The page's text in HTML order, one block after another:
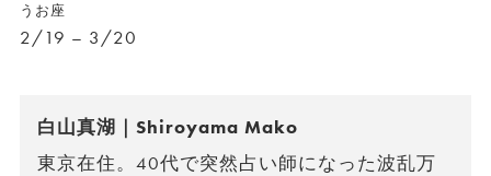
うお座
2/19 – 3/20
白山真湖｜Shiroyama Mako
東京在住。40代で突然占い師になった波乱万